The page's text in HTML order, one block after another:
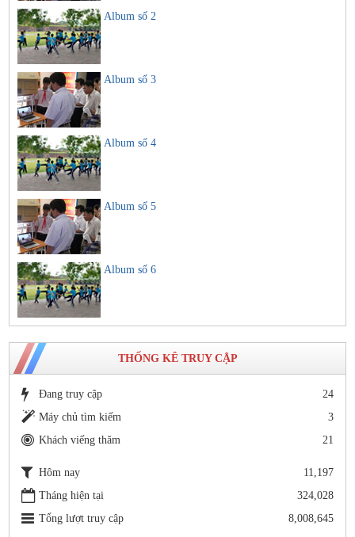
Album số 2
Album số 3
Album số 4
Album số 5
Album số 6
THỐNG KÊ TRUY CẬP
Đang truy cập
24
Máy chủ tìm kiếm
3
Khách viếng thăm
21
Hôm nay
11,197
Tháng hiện tại
324,028
Tổng lượt truy cập
8,008,645